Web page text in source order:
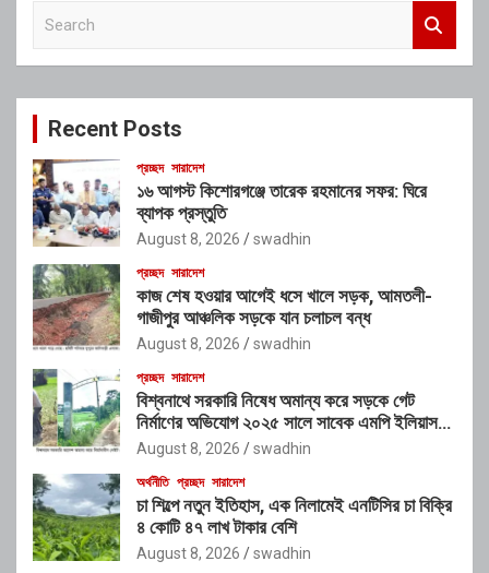
c
Recent Posts
প্রচ্ছদ সারাদেশ
১৬ আগস্ট কিশোরগঞ্জে তারেক রহমানের সফর: ঘিরে
ব্যাপক প্রস্তুতি
August 8, 2026 swadhin
প্রচ্ছদ সারাদেশ
কাজ শেষ হওয়ার আগেই ধসে খালে সড়ক, আমতলী-
গাজীপুর আঞ্চলিক সড়কে যান চলাচল বন্ধ
August 8, 2026 swadhin
প্রচ্ছদ সারাদেশ
বিশ্বনাথে সরকারি নিষেধ অমান্য করে সড়কে গেট
নির্মাণের অভিযোগ ২০২৫ সালে সাবেক এমপি ইলিয়াস
আলীর নামে নামফলক স্থাপনের অভিযোগ
August 8, 2026 swadhin
অর্থনীতি প্রচ্ছদ সারাদেশ
চা শিল্পে নতুন ইতিহাস, এক নিলামেই এনটিসির চা বিক্রি
৪ কোটি ৪৭ লাখ টাকার বেশি
August 8, 2026 swadhin